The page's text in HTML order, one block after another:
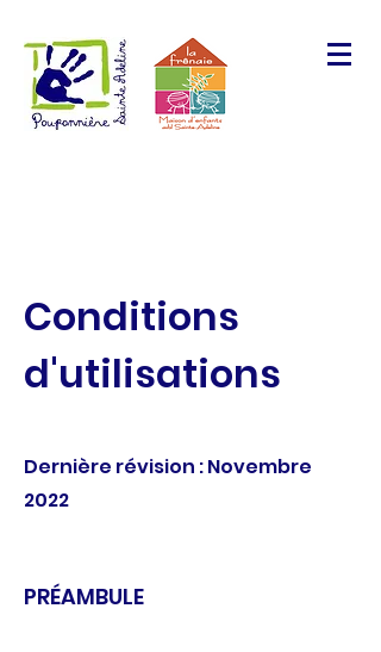
Conditions
d'utilisations
Dernière révision : Novembre
2022
PRÉAMBULE